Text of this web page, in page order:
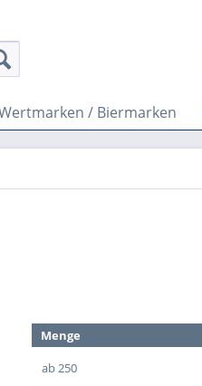
/ Biermarken
Menge
ab250